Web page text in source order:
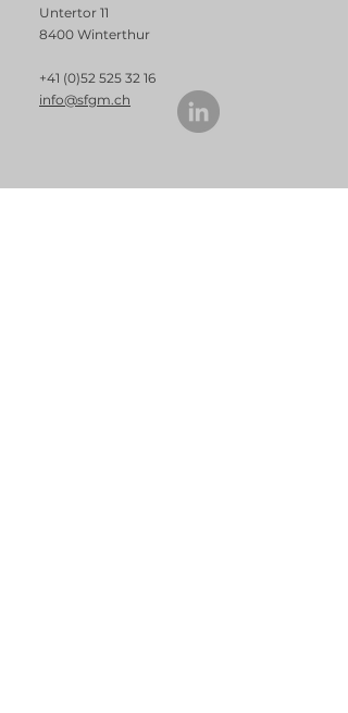
Untertor 11
8400 Winterthur
+41 (0)52 525 32 16
info@sfgm.ch